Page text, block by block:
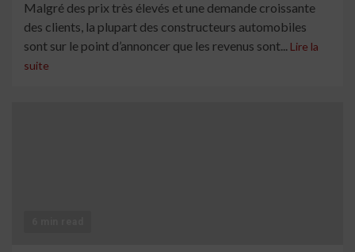
Malgré des prix très élevés et une demande croissante
des clients, la plupart des constructeurs automobiles
sont sur le point d’annoncer que les revenus sont... Lire la
suite